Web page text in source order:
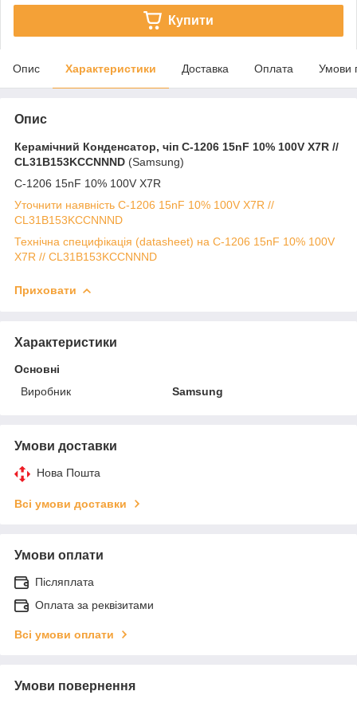
Купити
Опис Характеристики Доставка Оплата Умови
Опис
Керамічний Конденсатор, чіп C-1206 15nF 10% 100V X7R //
CL31B153KCCNNND (Samsung)
C-1206 15nF 10% 100V X7R
Уточнити наявність C-1206 15nF 10% 100V X7R //
CL31B153KCCNNND
Технічна специфікація (datasheet) на C-1206 15nF 10% 100V
X7R // CL31B153KCCNNND
Приховати
Характеристики
Основні
Виробник
Samsung
Умови доставки
Нова Пошта
Всі умови доставки
Умови оплати
Післяплата
Оплата за реквізитами
Всі умови оплати
Умови повернення